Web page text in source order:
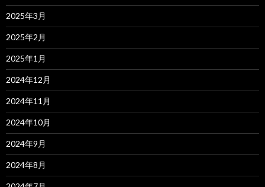
2025年3月
2025年2月
2025年1月
2024年12月
2024年11月
2024年10月
2024年9月
2024年8月